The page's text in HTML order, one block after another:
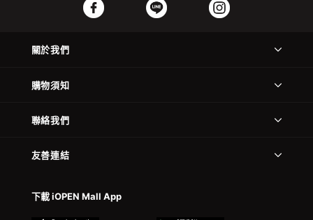
關於我們
購物須知
聯絡我們
友善連結
下載 iOPEN Mall App